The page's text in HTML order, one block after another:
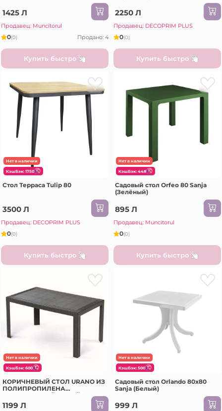
1425 Л
Продавец: Muncitorul
0(0) Продано: 4
Купить быстро
2250 Л
Продавец: DECOPRIM PLUS
0(0)
Купить быстро
Нет в наличии
КэшБэк: 1750
Стол Терраса Tulip 80
3500 Л
Продавец: DECOPRIM PLUS
0(0)
Купить быстро
Нет в наличии
КэшБэк: 448
Садовый стол Orfeo 80 Sanja
(Зелёный)
895 Л
Продавец: Muncitorul
0(0)
Купить быстро
Нет в наличии
КэшБэк: 600
КОРИЧНЕВЫЙ СТОЛ URANO ИЗ
ПОЛИПРОПИЛЕНА
120x70 CM
1199 Л
Нет в наличии
КэшБэк: 500
Садовый стол Orlando 80x80
Sanja (Белый)
999 Л